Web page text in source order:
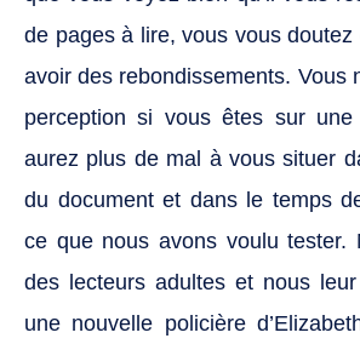
de pages à lire, vous vous doutez
avoir des rebondissements. Vous
perception si vous êtes sur
aurez plus de mal à vous situer
du document et dans le temps
ce que nous avons voulu tester.
des lecteurs adultes et nous
une nouvelle policière